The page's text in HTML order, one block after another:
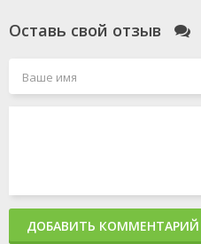
Оставь свой отзыв
ДОБАВИТЬ КОММЕНТАРИЙ